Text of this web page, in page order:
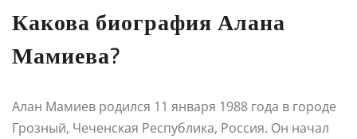
Какова биография Алана
Мамиева?
Алан Мамиев родился 11 января 1988 года в городе
Грозный, Чеченская Республика, Россия. Он начал